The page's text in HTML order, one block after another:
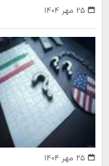
۲۵ مهر ۱۴۰۴
۲۵ مهر ۱۴۰۴